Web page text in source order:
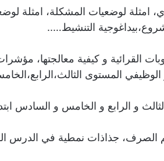
امثلة لوضعيات المشكلة، امثلة
التنشيط…..
القرائية و كيفية معالجتها،
المستوى
و الرابع و الخامس و السادس
الصرف، جذاذات نمطية في الدرس